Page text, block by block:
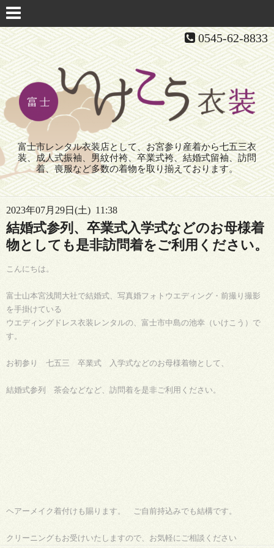
0545-62-8833
富士市レンタル衣装店として、お宮参り産着から七五三衣
装、成人式振袖、男紋付袴、卒業式袴、結婚式留袖、訪問
着、喪服など多数の着物を取り揃えております。
2023年07月29日(土) 11:38
結婚式参列、卒業式入学式などのお母様着
物としても是非訪問着をご利用ください。
こんにちは。
富士山本宮浅間大社で結婚式、写真婚フォトウエディング・前撮り撮影
を手掛けている
ウエディングドレス衣装レンタルの、富士市中島の池幸（いけこう）で
す。
お初参り 七五三 卒業式 入学式などのお母様着物として、
結婚式参列 茶会などなど、訪問着を是非ご利用ください。
ヘアーメイク着付けも賜ります。 ご自前持込みでも結構です。
クリーニングもお受けいたしますので、お気軽にご相談ください